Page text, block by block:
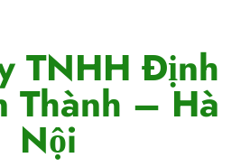
TNHH Định
Thành – Hà
Nội